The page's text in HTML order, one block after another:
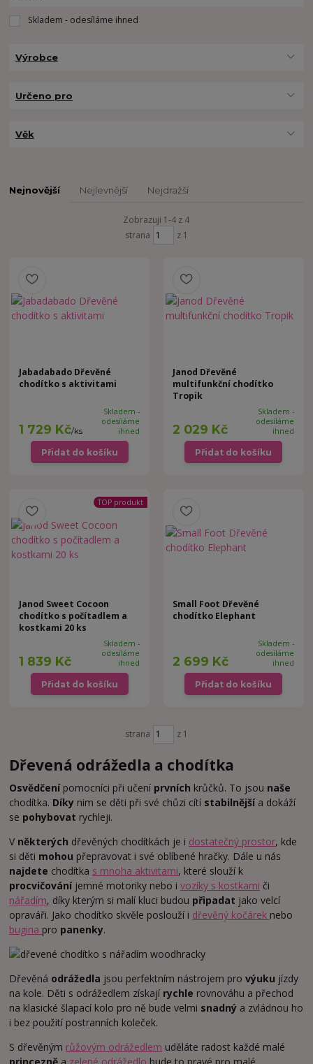
Skladem - odesíláme ihned
Výrobce
Určeno pro
Věk
Nejnovější Nejlevnější Nejdražší
Zobrazuji 1-4 z 4
strana
z 1
Jabadabado Dřevěné
chodítko s aktivitami
1 729 Kč/ks
Skladem -
odesíláme
ihned
Přidat do košíku
Janod Dřevěné
multifunkční chodítko
Tropik
2 029 Kč
Skladem -
odesíláme
ihned
Přidat do košíku
TOP produkt
Janod Sweet Cocoon
chodítko s počítadlem a
kostkami 20 ks
1 839 Kč
Skladem -
odesíláme
ihned
Přidat do košíku
Small Foot Dřevěné
chodítko Elephant
2 699 Kč
Skladem -
odesíláme
ihned
Přidat do košíku
strana z 1
Dřevená odrážedla a chodítka
Osvědčenípomocníci při učení prvních krůčků. To jsou naše
chodítka. Díky nim se děti při své chůzi cítí stabilnějšía dokáží
se pohybovat rychleji.
V některých dřevěných chodítkách je i dostatečný prostor, kde
si děti mohou přepravovat i své oblíbené hračky. Dále u nás
najdete chodítka s mnoha aktivitami, které slouží k
procvičováníjemné motoriky nebo ivozíky s kostkami či
nářadím, díky kterým si malí kluci budou připadat jako velcí
opraváři. Jako chodítko skvěle poslouží i dřevěný kočárek nebo
bugina pro panenky.
Dřevěná odrážedla jsou perfektním nástrojem provýuku jízdy
na kole. Děti s odrážedlem získají rychle rovnováhu a přechod
na klasické šlapací kolo pro ně bude velmi snadný a zvládnou ho
i bez použití postranních koleček.
S dřevěným růžovým odrážedlem uděláte radost každé malé